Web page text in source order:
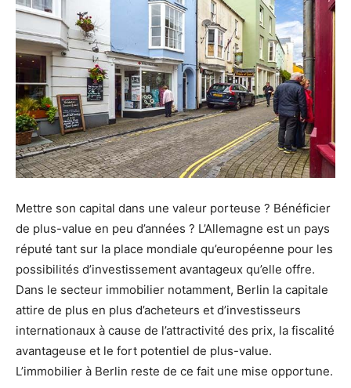
Mettre son capital dans une valeur porteuse ? Bénéficier
de plus-value en peu d’années ? L’Allemagne est un pays
réputé tant sur la place mondiale qu’européenne pour les
possibilités d’investissement avantageux qu’elle offre.
Dans le secteur immobilier notamment, Berlin la capitale
attire de plus en plus d’acheteurs et d’investisseurs
internationaux à cause de l’attractivité des prix, la fiscalité
avantageuse et le fort potentiel de plus-value.
L’immobilier à Berlin reste de ce fait une mise opportune.